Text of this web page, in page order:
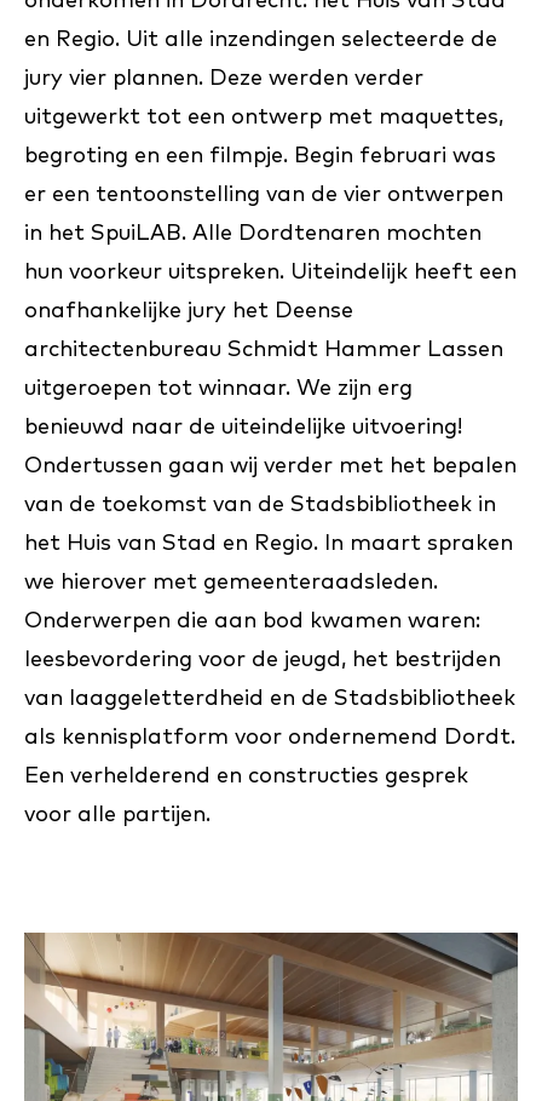
en Regio. Uit alle inzendingen selecteerde de
jury vier plannen. Deze werden verder
uitgewerkt tot een ontwerp met maquettes,
begroting en een filmpje. Begin februari was
er een tentoonstelling van de vier ontwerpen
in het SpuiLAB. Alle Dordtenaren mochten
hun voorkeur uitspreken. Uiteindelijk heeft een
onafhankelijke jury het Deense
architectenbureau Schmidt Hammer Lassen
uitgeroepen tot winnaar. We zijn erg
benieuwd naar de uiteindelijke uitvoering!
Ondertussen gaan wij verder met het bepalen
van de toekomst van de Stadsbibliotheek in
het Huis van Stad en Regio. In maart spraken
we hierover met gemeenteraadsleden.
Onderwerpen die aan bod kwamen waren:
leesbevordering voor de jeugd, het bestrijden
van laaggeletterdheid en de Stadsbibliotheek
als kennisplatform voor ondernemend Dordt.
Een verhelderend en constructies gesprek
voor alle partijen.